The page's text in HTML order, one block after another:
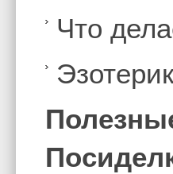
Что